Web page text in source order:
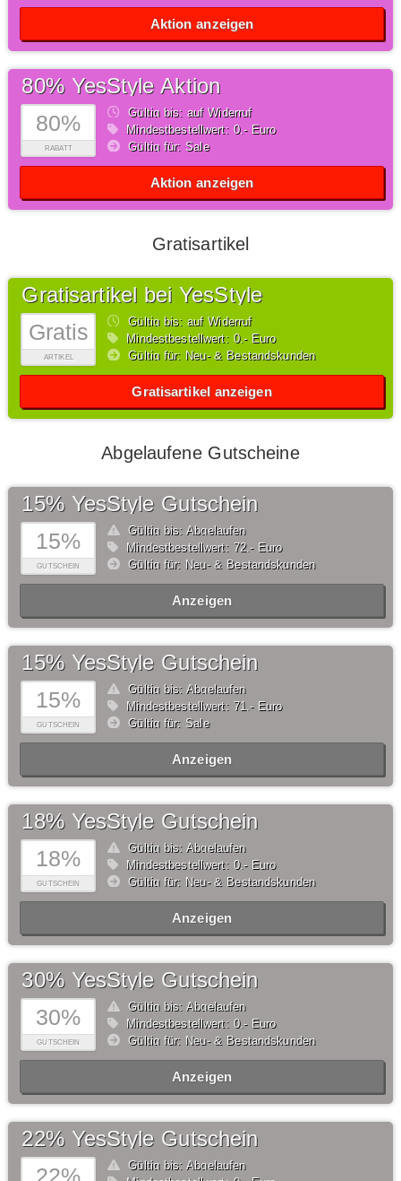
Aktion anzeigen
80%
RABATT
80% YesStyle Aktion
Gültig bis: auf Widerruf
Mindestbestellwert: 0,- Euro
Gültig für: Sale
Aktion anzeigen
Gratisartikel
Gratis
ARTIKEL
Gratisartikel bei YesStyle
Gültig bis: auf Widerruf
Mindestbestellwert: 0,- Euro
Gültig für: Neu- & Bestandskunden
Gratisartikel anzeigen
Abgelaufene Gutscheine
15%
GUTSCHEIN
15% YesStyle Gutschein
Gültig bis: Abgelaufen
Mindestbestellwert: 72,- Euro
Gültig für: Neu- & Bestandskunden
Anzeigen
15%
GUTSCHEIN
15% YesStyle Gutschein
Gültig bis: Abgelaufen
Mindestbestellwert: 71,- Euro
Gültig für: Sale
Anzeigen
18%
GUTSCHEIN
18% YesStyle Gutschein
Gültig bis: Abgelaufen
Mindestbestellwert: 0,- Euro
Gültig für: Neu- & Bestandskunden
Anzeigen
30%
GUTSCHEIN
30% YesStyle Gutschein
Gültig bis: Abgelaufen
Mindestbestellwert: 0,- Euro
Gültig für: Neu- & Bestandskunden
Anzeigen
22%
22% YesStyle Gutschein
Gültig bis: Abgelaufen